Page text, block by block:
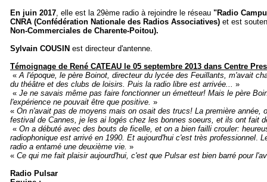
En juin 2017, elle est la 29ème radio à rejoindre le réseau "Radio
CNRA (Confédération Nationale des Radios Associatives) et est
Non-Commerciales de Charente-Poitou).
Sylvain COUSIN est directeur d'antenne.
Témoignage de René CATEAU le 05 septembre 2013 dans Centre
«A l'époque, le père Boinot, directeur du lycée des Feuillants, m'avait
du théâtre et des clubs de loisirs. Puis la radio libre est arrivée... »
« Je ne savais même pas faire fonctionner un émetteur! Mais le père
l'expérience ne pouvait être que positive. »
« On n'avait pas de moyens mais on osait des trucs! La première année,
festival de Cannes, je les ai logés chez les bonnes soeurs, et ils ont fait
« On a débuté avec des bouts de ficelle, et on a bien failli crouler:
radiophonique est arrivé en 1990. Et aujourd'hui c'est très professionnel.
radio a entamé une deuxième vie. »
« Ce qui me fait plaisir aujourd'hui, c'est que Pulsar est bien barré pour
Radio Pulsar